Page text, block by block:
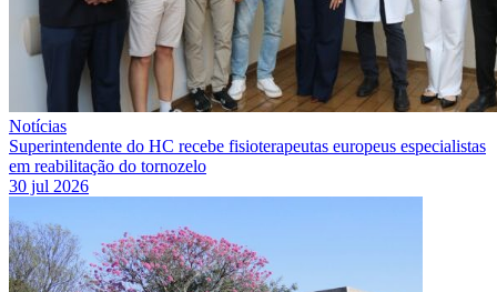
Notícias
Superintendente do HC recebe fisioterapeutas europeus especialistas
em reabilitação do tornozelo
30 jul 2026